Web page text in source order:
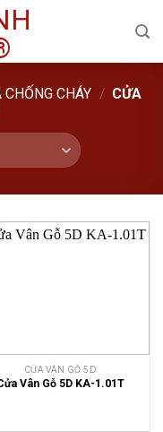
CHỐNG CHÁY / CỬA
CỬA VÂN GỖ 5D
Vân Gỗ 5D KA-1.01T